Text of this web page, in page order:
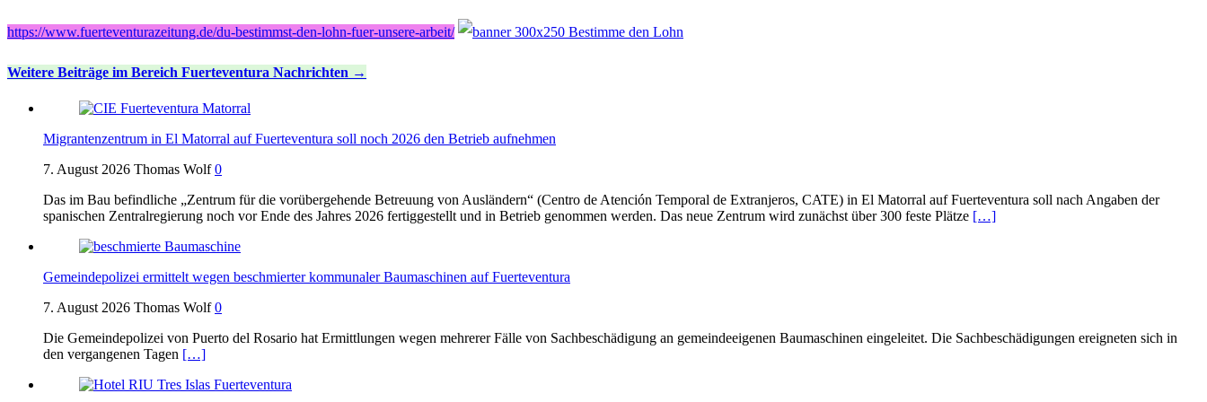
https://www.fuerteventurazeitung.de/du-bestimmst-den-lohn-fuer-unsere-arbeit/
Weitere Beiträge im Bereich Fuerteventura Nachrichten
Migrantenzentrum in El Matorral auf Fuerteventura soll noch 2026 den Betrieb aufnehmen
7. August 2026 Thomas Wolf 0
Das im Bau befindliche „Zentrum für die vorübergehende Betreuung von Ausländern“ (Centro de Atención Temporal de Extranjeros, CATE) in El Matorral auf Fuerteventura soll nach Angaben der
spanischen Zentralregierung noch vor Ende des Jahres 2026 fertiggestellt und in Betrieb genommen werden. Das neue Zentrum wird zunächst über 300 feste Plätze […]
Gemeindepolizei ermittelt wegen beschmierter kommunaler Baumaschinen auf Fuerteventura
7. August 2026 Thomas Wolf 0
Die Gemeindepolizei von Puerto del Rosario hat Ermittlungen wegen mehrerer Fälle von Sachbeschädigung an gemeindeeigenen Baumaschinen eingeleitet. Die Sachbeschädigungen ereigneten sich in
den vergangenen Tagen […]